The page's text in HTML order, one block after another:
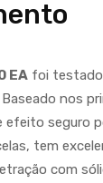
EA foi testado
nos
efeito seguro
tem
com